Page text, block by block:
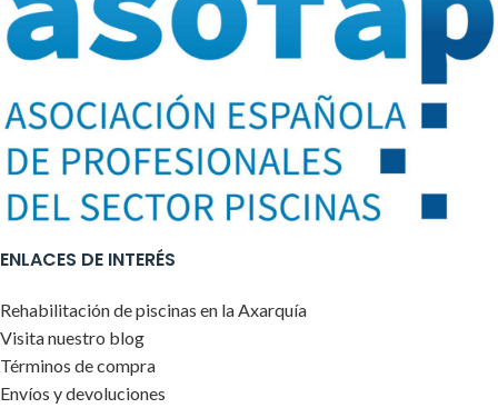
ENLACES DE INTERÉS
Rehabilitación de piscinas en la Axarquía
Visita nuestro blog
Términos de compra
Envíos y devoluciones